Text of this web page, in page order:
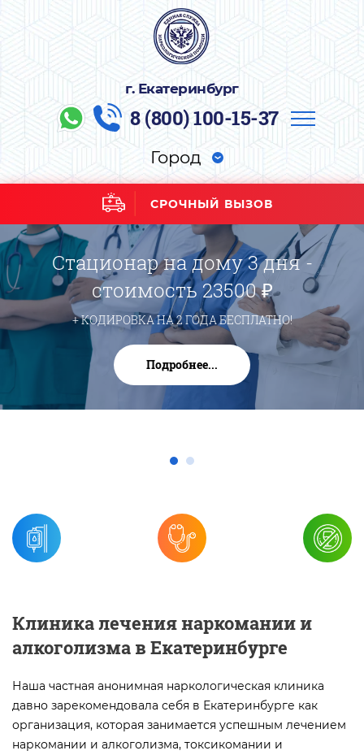
г. Екатеринбург
8 (800) 100-15-37
Город
СРОЧНЫЙ ВЫЗОВ
Стационар на дому 3 дня -
стоимость 23500 ₽
+ КОДИРОВКА НА 2 ГОДА БЕСПЛАТНО!
Подробнее...
Клиника лечения наркомании и
алкоголизма в Екатеринбурге
Наша частная анонимная наркологическая клиника
давно зарекомендовала себя в Екатеринбурге как
организация, которая занимается успешным лечением
наркомании и алкоголизма, токсикомании и